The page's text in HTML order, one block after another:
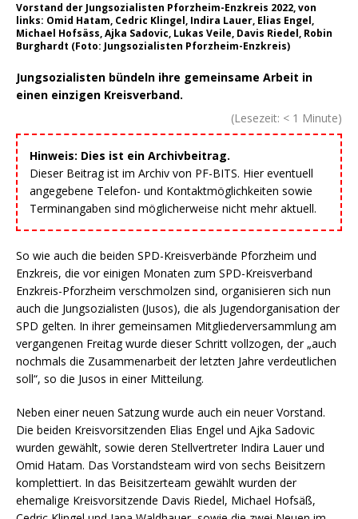
Vorstand der Jungsozialisten Pforzheim-Enzkreis 2022, von
links: Omid Hatam, Cedric Klingel, Indira Lauer, Elias Engel,
Michael Hofsäss, Ajka Sadovic, Lukas Veile, Davis Riedel, Robin
Burghardt (Foto: Jungsozialisten Pforzheim-Enzkreis)
Jungsozialisten bündeln ihre gemeinsame Arbeit in
einen einzigen Kreisverband.
(Lesezeit: < 1 Minute)
Hinweis: Dies ist ein Archivbeitrag.
Dieser Beitrag ist im Archiv von PF-BITS. Hier eventuell
angegebene Telefon- und Kontaktmöglichkeiten sowie
Terminangaben sind möglicherweise nicht mehr aktuell.
So wie auch die beiden SPD-Kreisverbände Pforzheim und
Enzkreis, die vor einigen Monaten zum SPD-Kreisverband
Enzkreis-Pforzheim verschmolzen sind, organisieren sich nun
auch die Jungsozialisten (Jusos), die als Jugendorganisation der
SPD gelten. In ihrer gemeinsamen Mitgliederversammlung am
vergangenen Freitag wurde dieser Schritt vollzogen, der „auch
nochmals die Zusammenarbeit der letzten Jahre verdeutlichen
soll“, so die Jusos in einer Mitteilung.
Neben einer neuen Satzung wurde auch ein neuer Vorstand.
Die beiden Kreisvorsitzenden Elias Engel und Ajka Sadovic
wurden gewählt, sowie deren Stellvertreter Indira Lauer und
Omid Hatam. Das Vorstandsteam wird von sechs Beisitzern
komplettiert. In das Beisitzerteam gewählt wurden der
ehemalige Kreisvorsitzende Davis Riedel, Michael Hofsäß,